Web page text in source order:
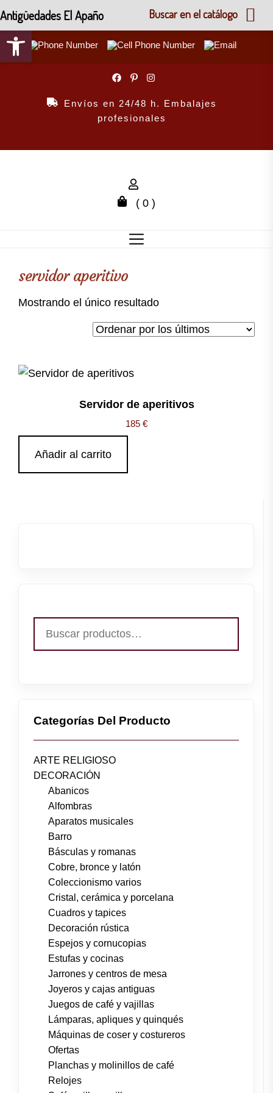
Envíos en 24/48 h. Embalajes
profesionales
( 0 )
servidor aperitivo
Mostrando el único resultado
Servidor de aperitivos
185 €
Añadir al carrito
por:
Categorías Del Producto
ARTE RELIGIOSO
DECORACIÓN
Abanicos
Alfombras
Aparatos musicales
Barro
Básculas y romanas
Cobre, bronce y latón
Coleccionismo varios
Cristal, cerámica y porcelana
Cuadros y tapices
Decoración rústica
Espejos y cornucopias
Estufas y cocinas
Jarrones y centros de mesa
Joyeros y cajas antiguas
Juegos de café y vajillas
Lámparas, apliques y quinqués
Máquinas de coser y costureros
Ofertas
Planchas y molinillos de café
Relojes
Antigüedades El Apaño Buscar en el catálogo
Abrir barra de herramientas